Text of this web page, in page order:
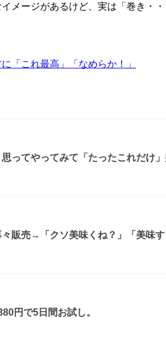
メージがあるけど、実は「巻き・・
「これ最高」「なめらか！」
ってやってみて「たったこれだけ
販売→「クソ美味くね？」「美味
円で5日間お試し。